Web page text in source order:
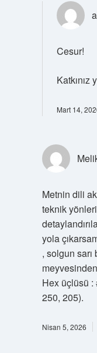
Cesur!
Katkınız
Mart 14,
Metnin dili
teknik
yola
, solgun sarı
Hex üçlüsü :
250, 205).
Nisan 5, 2026